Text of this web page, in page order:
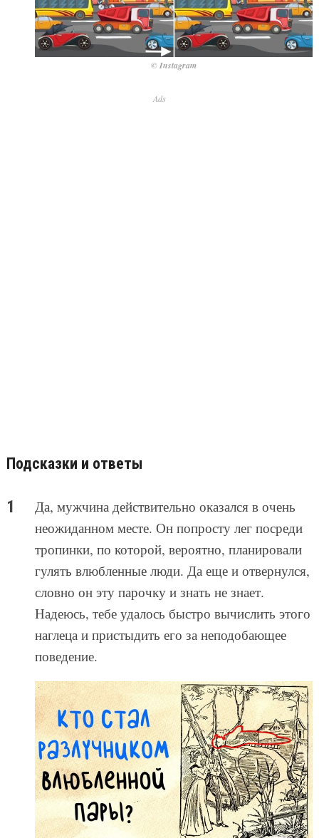
© Instagram
Ads
Подсказки и ответы
Да, мужчина действительно оказался в очень
неожиданном месте. Он попросту лег посреди
тропинки, по которой, вероятно, планировали
гулять влюбленные люди. Да еще и отвернулся,
словно он эту парочку и знать не знает.
Надеюсь, тебе удалось быстро вычислить этого
наглеца и пристыдить его за неподобающее
поведение.